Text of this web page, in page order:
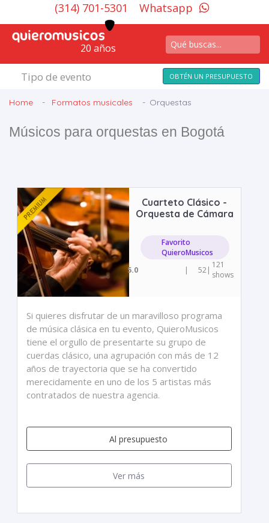
(314) 701-5301 Whatsapp
20 años
Tipo de evento OBTÉN UN PRESUPUESTO
Home Formatos musicales Orquestas
Músicos para orquestas en Bogotá
Cuarteto Clásico -
Orquesta de Cámara
Favorito
QuieroMusicos
5.0
| 52| 121
shows
Si quieres disfrutar de un maravilloso programa
de música clásica en tu evento, QuieroMusicos
tiene el orgullo de presentarte su grupo de
cuerdas clásico, una agrupación con más de 12
años de trayectoria que se ha convertido
merecidamente en uno de los 5 artistas más
contratados de nuestra agencia.
Al presupuesto
Ver más